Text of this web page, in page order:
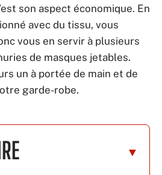
son aspect économique. En
avec du tissu, vous
vous en servir à plusieurs
de masques jetables.
un à portée de main et de
garde-robe.